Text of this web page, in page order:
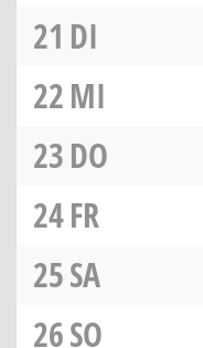
21 DI
22MI
23DO
24FR
25SA
26SO